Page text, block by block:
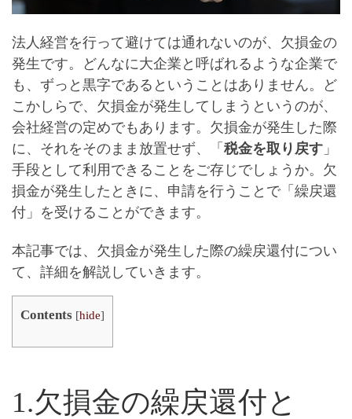
法人経営を行って避けては通れないのが、 欠損金の
発生です。どんなに大企業と呼ばれるような企業で
も、ずっと黒字であるということはありません。ど
こかしらで、欠損金が発生してしまうというのが、
会社経営の定めでもあります。欠損金が発生した際
に、それをそのまま放置せず、「 税金を取り戻す 」
手段として利用できることをご存じでしょうか。欠
損金が発生したときに、申請を行うことで「 繰戻還
付 」を受けることができます。
本記事では、欠損金が発生した際の繰戻還付につい
て、詳細を解説していきます。
Contents [hide]
1.欠損金の繰戻還付と